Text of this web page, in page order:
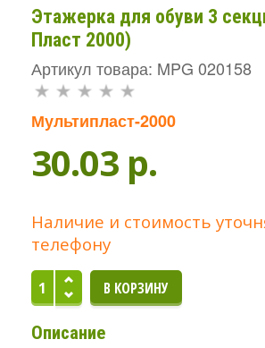
Этажерка для обуви 3
Пласт 2000)
Артикул товара: MPG 020158
Мультипласт-2000
30.03 p.
Наличие и стоимость
телефону
Описание